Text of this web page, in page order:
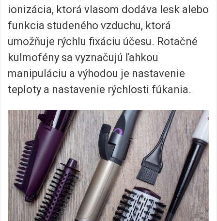
ionizácia, ktorá vlasom dodáva lesk alebo
funkcia studeného vzduchu, ktorá
umožňuje rýchlu fixáciu účesu. Rotačné
kulmofény sa vyznačujú ľahkou
manipuláciu a výhodou je nastavenie
teploty a nastavenie rýchlosti fúkania.